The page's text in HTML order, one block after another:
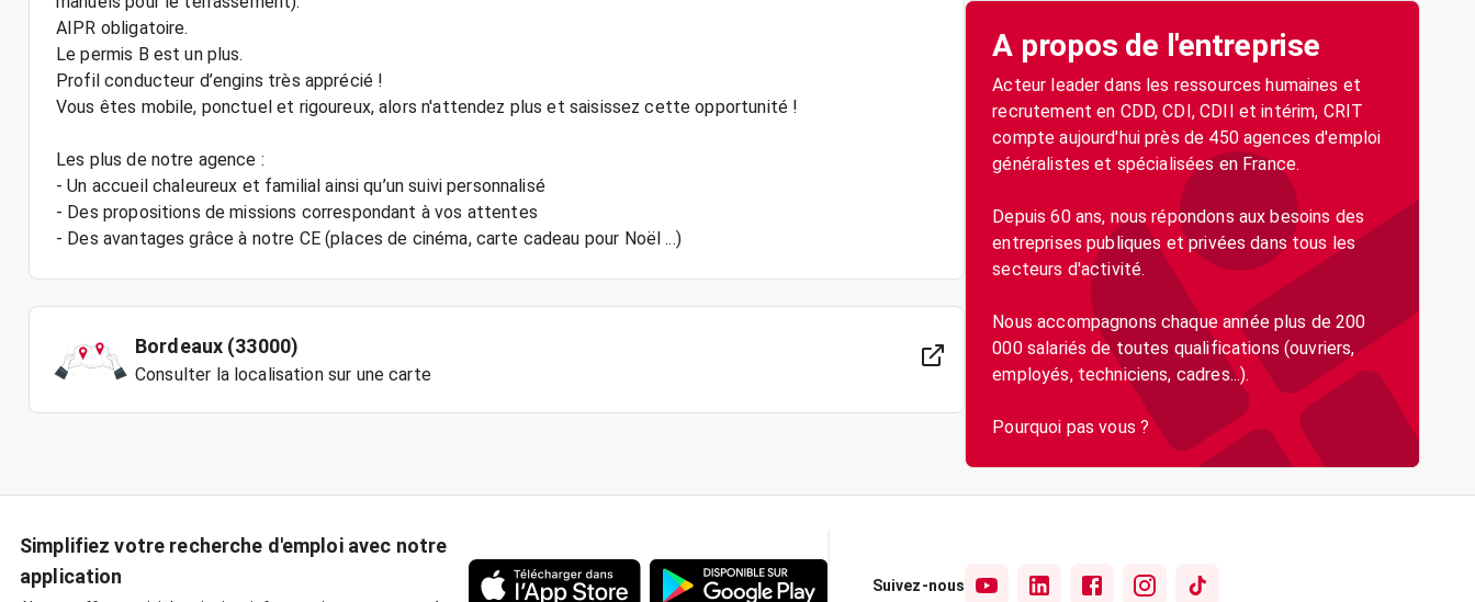
AIPR obligatoire.
Le permis B est un plus.
Profil conducteur d’engins très apprécié !
Vous êtes mobile, ponctuel et rigoureux, alors n'attendez plus et saisissez cette opportunité !
Les plus de notre agence :
- Un accueil chaleureux et familial ainsi qu’un suivi personnalisé
- Des propositions de missions correspondant à vos attentes
- Des avantages grâce à notre CE (places de cinéma, carte cadeau pour Noël ...)
Bordeaux (33000)
Consulter la localisation sur une carte
A propos de l'entreprise
Acteur leader dans les ressources humaines et
recrutement en CDD, CDI, CDII et intérim, CRIT
compte aujourd'hui près de 450 agences d'emploi
généralistes et spécialisées en France.
Depuis 60 ans, nous répondons aux besoins des
entreprises publiques et privées dans tous les
secteurs d'activité.
Nous accompagnons chaque année plus de 200
000 salariés de toutes qualifications (ouvriers,
employés, techniciens, cadres...).
Pourquoi pas vous ?
Simplifiez votre recherche d'emploi avec notre
application
Suivez-nous